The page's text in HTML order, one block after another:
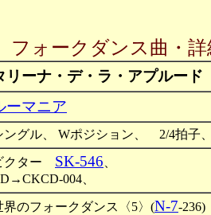
フォークダンス曲・詳
リーナ・デ・ラ・アプルード
ーマニア
ングル、 Wポジション、 2/4拍子
クター SK-546
004、
界のフォークダンス〈5〉(N-7-